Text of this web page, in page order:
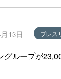
13日 プレス
グループが